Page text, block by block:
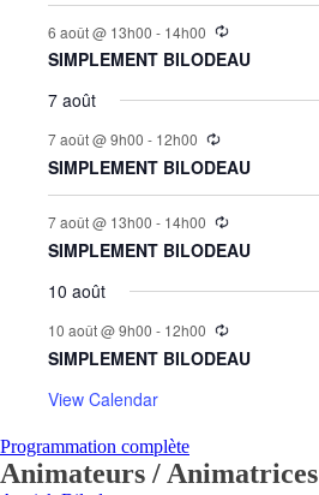
6 août @ 13h00 - 14h00
SIMPLEMENT BILODEAU
7 août
7 août @ 9h00 - 12h00
SIMPLEMENT BILODEAU
7 août @ 13h00 - 14h00
SIMPLEMENT BILODEAU
10 août
10 août @ 9h00 - 12h00
SIMPLEMENT BILODEAU
View Calendar
Programmation complète
Animateurs / Animatrices